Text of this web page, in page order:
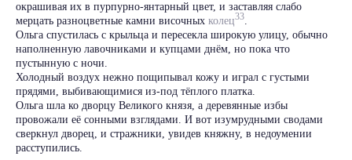
окрашивая их в пурпурно-янтарный цвет, и заставляя слабо
мерцать разноцветные камни височных колец33.
Ольга спустилась с крыльца и пересекла широкую улицу, обычно
наполненную лавочниками и купцами днём, но пока что
пустынную с ночи.
Холодный воздух нежно пощипывал кожу и играл с густыми
прядями, выбивающимися из-под тёплого платка.
Ольга шла ко дворцу Великого князя, а деревянные избы
провожали её сонными взглядами. И вот изумрудными сводами
сверкнул дворец, и стражники, увидев княжну, в недоумении
расступились.